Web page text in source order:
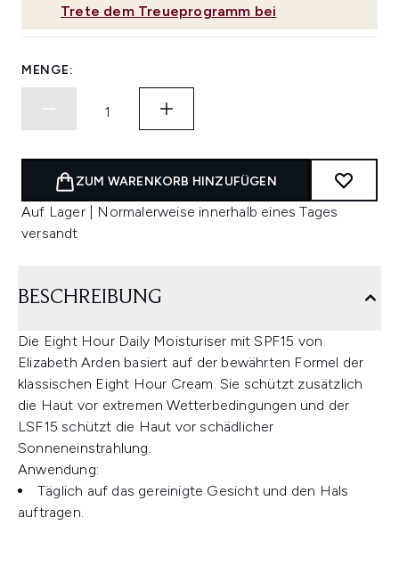
Trete dem Treueprogramm bei
MENGE:
ZUM WARENKORB HINZUFÜGEN
Auf Lager | Normalerweise innerhalb eines Tages
versandt
BESCHREIBUNG
Die Eight Hour Daily Moisturiser mit SPF15 von
Elizabeth Arden basiert auf der bewährten Formel der
klassischen Eight Hour Cream. Sie schützt zusätzlich
die Haut vor extremen Wetterbedingungen und der
LSF15 schützt die Haut vor schädlicher
Sonneneinstrahlung.
Anwendung:
Täglich auf das gereinigte Gesicht und den Hals
auftragen.